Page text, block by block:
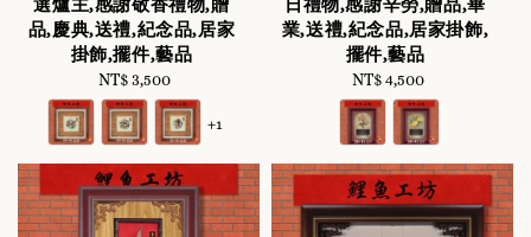
選爐主,感謝敬香禮物,贈
品,慶典,送禮,紀念品,居家
掛飾,擺件,藝品
Regular
price
NT$ 3,500
+1
日禮物,感謝辛勞,贈品,畢
業,送禮,紀念品,居家掛飾,
擺件,藝品
Regular
price
NT$ 4,500